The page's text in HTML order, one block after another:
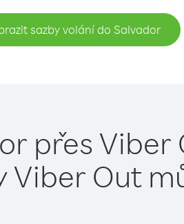
sazby volání do Salvador
přes Viber
Viber Out